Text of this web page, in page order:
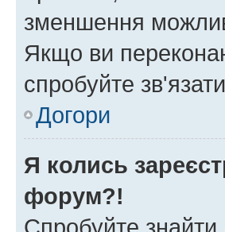
зменшення
Якщо ви
спробуйте
Догори
Я колись
форум?!